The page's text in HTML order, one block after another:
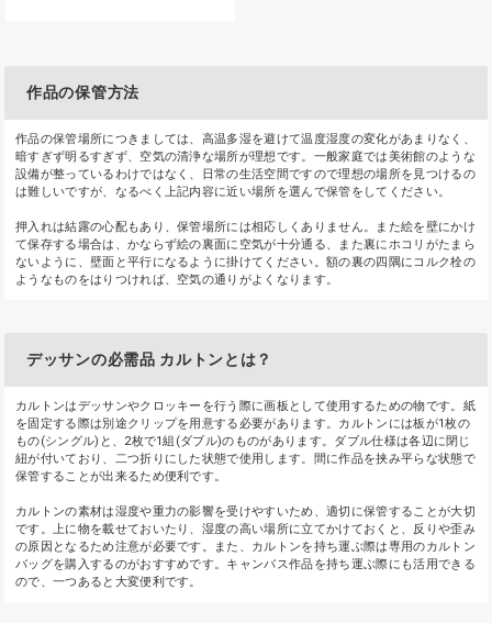
作品の保管方法
作品の保管場所につきましては、高温多湿を避けて温度湿度の変化があまりなく、
暗すぎず明るすぎず、空気の清浄な場所が理想です。一般家庭では美術館のような
設備が整っているわけではなく、日常の生活空間ですので理想の場所を見つけるの
は難しいですが、なるべく上記内容に近い場所を選んで保管をしてください。
押入れは結露の心配もあり、保管場所には相応しくありません。また絵を壁にかけ
て保存する場合は、かならず絵の裏面に空気が十分通る、また裏にホコリがたまら
ないように、壁面と平行になるように掛けてください。額の裏の四隅にコルク栓の
ようなものをはりつければ、空気の通りがよくなります。
デッサンの必需品 カルトンとは？
カルトンはデッサンやクロッキーを行う際に画板として使用するための物です。紙
を固定する際は別途クリップを用意する必要があります。カルトンには板が1枚の
もの(シングル)と、2枚で1組(ダブル)のものがあります。ダブル仕様は各辺に閉じ
紐が付いており、二つ折りにした状態で使用します。間に作品を挟み平らな状態で
保管することが出来るため便利です。
カルトンの素材は湿度や重力の影響を受けやすいため、適切に保管することが大切
です。上に物を載せておいたり、湿度の高い場所に立てかけておくと、反りや歪み
の原因となるため注意が必要です。また、カルトンを持ち運ぶ際は専用のカルトン
バッグを購入するのがおすすめです。キャンバス作品を持ち運ぶ際にも活用できる
ので、一つあると大変便利です。